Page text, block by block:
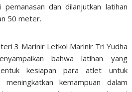
dan dilanjutkan latihan
50 meter.
3 Marinir Letkol Marinir Tri Yudha
bahwa latihan yang
kesiapan para atlet untuk
kemampuan dalam